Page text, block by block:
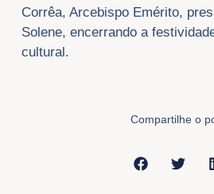
Corrêa, Arcebispo Emérito,
Solene, encerrando a
cultural.
Compartilhe o